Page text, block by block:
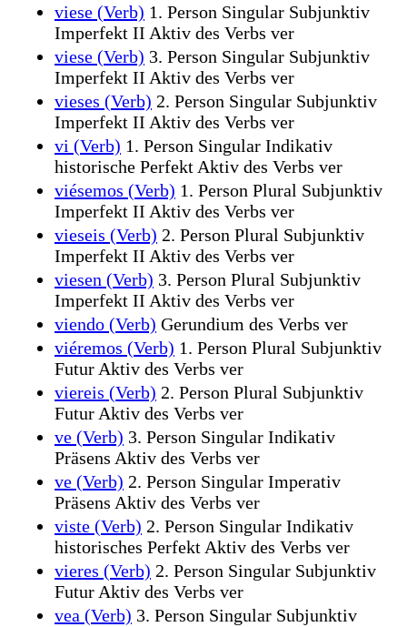
viese (Verb) 1. Person Singular Subjunktiv
Imperfekt II Aktiv des Verbs ver
viese (Verb) 3. Person Singular Subjunktiv
Imperfekt II Aktiv des Verbs ver
vieses (Verb) 2. Person Singular Subjunktiv
Imperfekt II Aktiv des Verbs ver
vi (Verb) 1. Person Singular Indikativ
historische Perfekt Aktiv des Verbs ver
viésemos (Verb) 1. Person Plural Subjunktiv
Imperfekt II Aktiv des Verbs ver
vieseis (Verb) 2. Person Plural Subjunktiv
Imperfekt II Aktiv des Verbs ver
viesen (Verb) 3. Person Plural Subjunktiv
Imperfekt II Aktiv des Verbs ver
viendo (Verb) Gerundium des Verbs ver
viéremos (Verb) 1. Person Plural Subjunktiv
Futur Aktiv des Verbs ver
viereis (Verb) 2. Person Plural Subjunktiv
Futur Aktiv des Verbs ver
ve (Verb) 3. Person Singular Indikativ
Präsens Aktiv des Verbs ver
ve (Verb) 2. Person Singular Imperativ
Präsens Aktiv des Verbs ver
viste (Verb) 2. Person Singular Indikativ
historisches Perfekt Aktiv des Verbs ver
vieres (Verb) 2. Person Singular Subjunktiv
Futur Aktiv des Verbs ver
vea (Verb) 3. Person Singular Subjunktiv